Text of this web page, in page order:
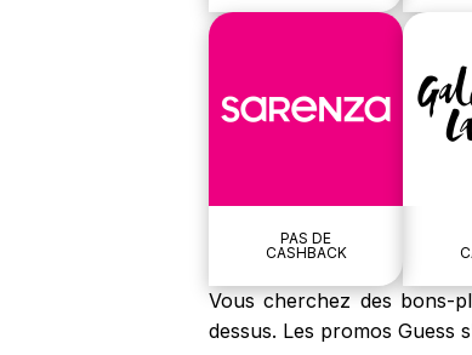
PAS DE
CASHBACK
Vous cherchez des bons-
dessus. Les promos Guess